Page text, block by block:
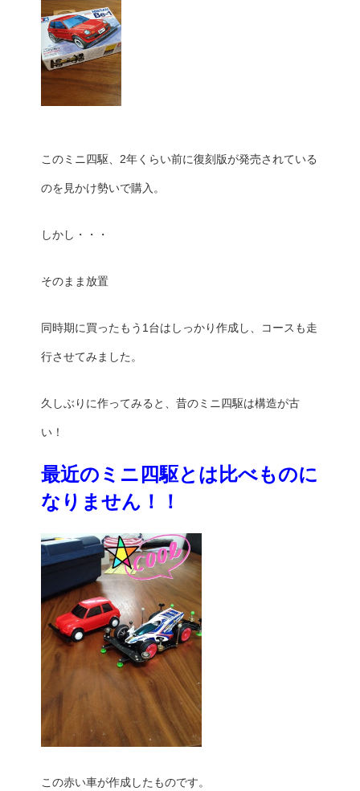
このミニ四駆、2年くらい前に復刻版が発売されている
のを見かけ勢いで購入。
しかし・・・
そのまま放置
同時期に買ったもう1台はしっかり作成し、コースも走
行させてみました。
久しぶりに作ってみると、昔のミニ四駆は構造が古
い！
最近のミニ四駆とは比べものに
なりません！！
この赤い車が作成したものです。